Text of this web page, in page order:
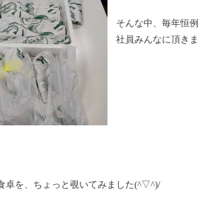
そんな中、毎年恒
社員みんなに頂き
っと覗いてみました(^▽^)/